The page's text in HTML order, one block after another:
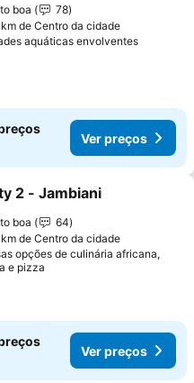
boa
78
de Centro da cidade
aquáticas envolventesVer
Ver preços
aos favoritos
2 - Jambiani
boa
64
de Centro da cidade
opções de culinária africana,
e pizza
Ver preços